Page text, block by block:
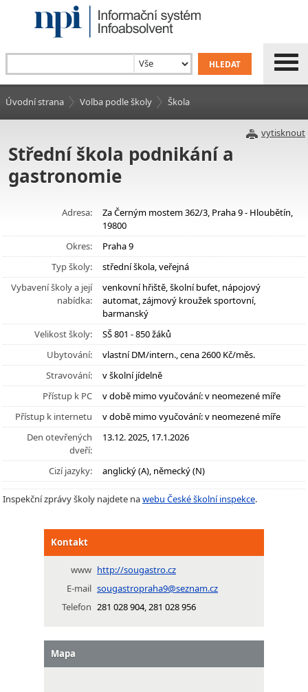
Úvodní strana Volba podle školy Škola
vytisknout
Střední škola podnikání a
gastronomie
Adresa:
Za Černým mostem 362/3, Praha 9 - Hloubětín,
19800
Okres:
Praha 9
Typ školy:
střední škola, veřejná
Vybavení školy a její
nabídka:
venkovní hřiště, školní bufet, nápojový
automat, zájmový kroužek sportovní,
barmanský
Velikost školy:
SŠ 801 - 850 žáků
Ubytování:
vlastní DM/intern., cena 2600 Kč/měs.
Stravování:
v školní jídelně
Přístup k PC
v době mimo vyučování: v neomezené míře
Přístup k internetu
v době mimo vyučování: v neomezené míře
Den otevřených
dveří:
13.12. 2025, 17.1.2026
Cizí jazyky: anglický (A), německý (N)
Inspekční zprávy školy najdete nawebu České školní inspekce.
Kontakt
www http://sougastro.cz
E-mail sougastropraha9@seznam.cz
Telefon 281 028 904, 281 028 956
Mapa